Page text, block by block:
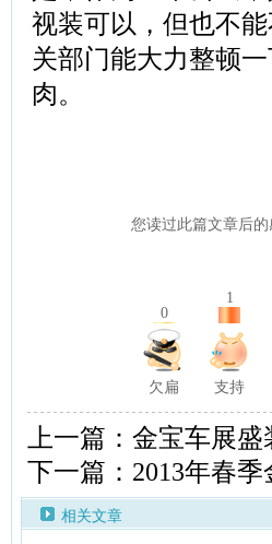
视装可以，但也不
关部门能大力整顿
肉。
您读过此篇文章后的
0
1
欠扁 支持
上一篇：金宝车展
下一篇：2013年春
相关文章